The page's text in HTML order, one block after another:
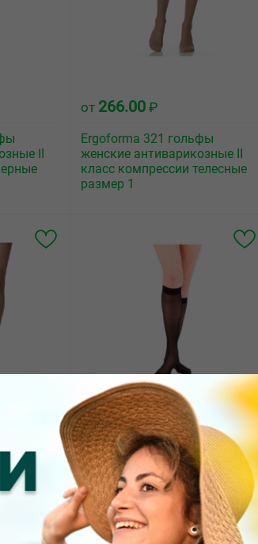
II
от 266.00 ₽
Ergoforma 321 гольфы
женские антиварикозные II
класс компрессии телесные
размер 1
II
от300.00₽
Ergoforma 321 гольфы
женские антиварикозные II
класс компрессии черные
размер 1